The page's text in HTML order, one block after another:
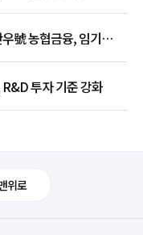
號 농협금융, 임기
투자 기준 강화
위로